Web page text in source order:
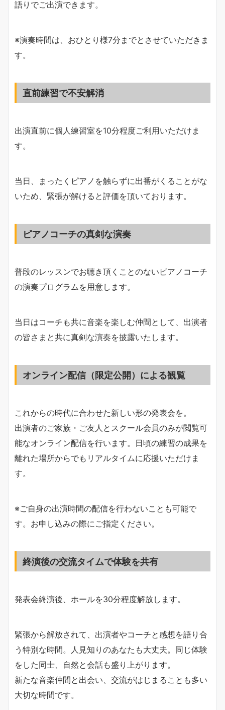
語りでご出演できます。
※演奏時間は、おひとり様7分までとさせていただきま
す。
直前練習で不安解消
出演直前に個人練習室を10分程度ご利用いただけま
す。
当日、まったくピアノを触らずに出番がくることがな
いため、緊張が解けると評価を頂いております。
ピアノコーチの真剣な演奏
普段のレッスンでお聴き頂くことのないピアノコーチ
の演奏プログラムを用意します。
当日はコーチも共に音楽を楽しむ仲間として、出演者
の皆さまと共に真剣な演奏を披露いたします。
オンライン配信（限定公開）による観覧
これからの時代に合わせた新しい形の発表会を。
出演者のご家族・ご友人とスクール会員のみが閲覧可
能なオンライン配信を行います。日頃の練習の成果を
離れた場所からでもリアルタイムに応援いただけま
す。
※ご自身の出演時間の配信を行わないことも可能で
す。お申し込みの際にご指定ください。
終演後の交流タイムで体験を共有
発表会終演後、ホールを30分程度解放します。
緊張から解放されて、出演者やコーチと感想を語り合
う特別な時間。人見知りのあなたも大丈夫。同じ体験
をした同士、自然と会話も盛り上がります。
新たな音楽仲間と出会い、交流がはじまることも多い
大切な時間です。